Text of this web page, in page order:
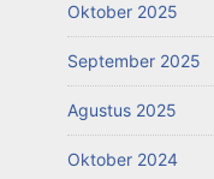
Oktober 2025
September 2025
Agustus 2025
Oktober 2024